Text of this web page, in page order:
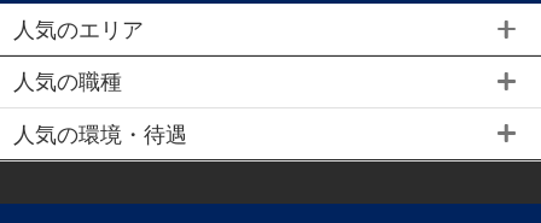
人気のエリア
人気の職種
人気の環境・待遇